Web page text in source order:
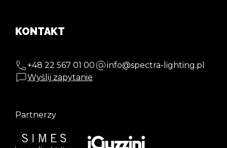
KONTAKT
+48 22 567 01 00
info@spectra-lighting.pl
Wyślij zapytanie
Partnerzy